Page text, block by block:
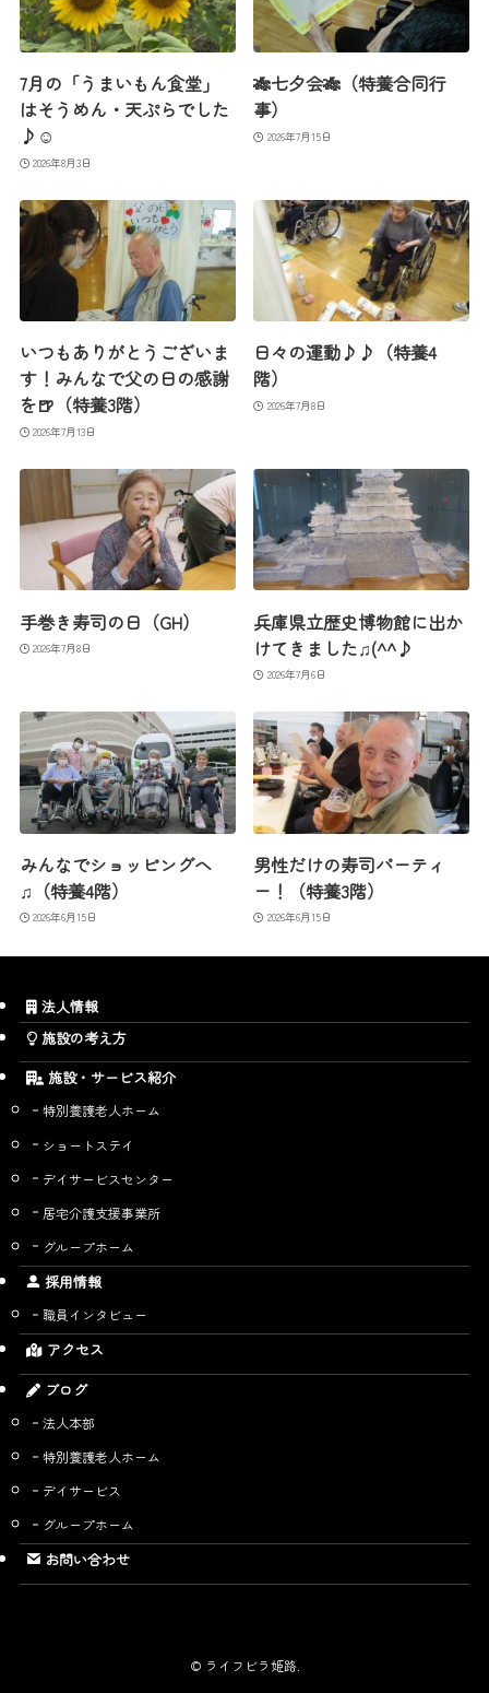
7月の「うまいもん食堂」
はそうめん・天ぷらでした
♪☺
2026年8月3日
🎋七夕会🎋（特養合同行
事）
2026年7月15日
いつもありがとうございま
す！みんなで父の日の感謝
を🍺（特養3階）
2026年7月13日
日々の運動♪♪（特養4
階）
2026年7月8日
手巻き寿司の日（GH）
2026年7月8日
兵庫県立歴史博物館に出か
けてきました♫(^^♪
2026年7月6日
みんなでショッピングへ
♫（特養4階）
2026年6月15日
男性だけの寿司パーティ
ー！（特養3階）
2026年6月15日
法人情報
施設の考え方
施設・サービス紹介
特別養護老人ホーム
ショートステイ
デイサービスセンター
居宅介護支援事業所
グループホーム
採用情報
職員インタビュー
アクセス
ブログ
法人本部
特別養護老人ホーム
デイサービス
グループホーム
お問い合わせ
© ライフビラ姫路.